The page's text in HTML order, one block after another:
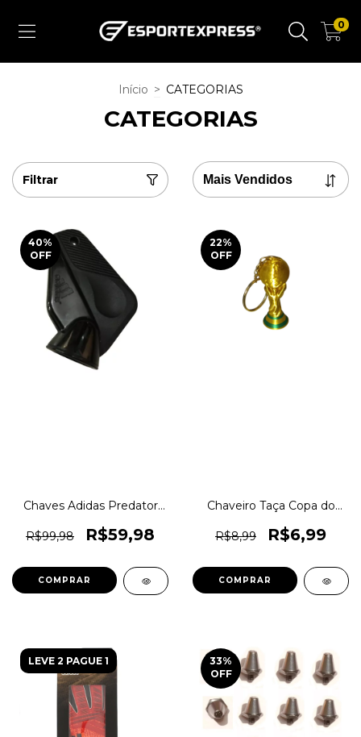
0
Início > CATEGORIAS
CATEGORIAS
Filtrar
40%
OFF
Chaves Adidas Predator
Adizero Traxion Original
1magnus
R$99,98 R$59,98
COMPRAR
22%
OFF
Chaveiro Taça Copa do
1magnus
R$8,99 R$6,99
LEVE 2 PAGUE 1 33%
OFF